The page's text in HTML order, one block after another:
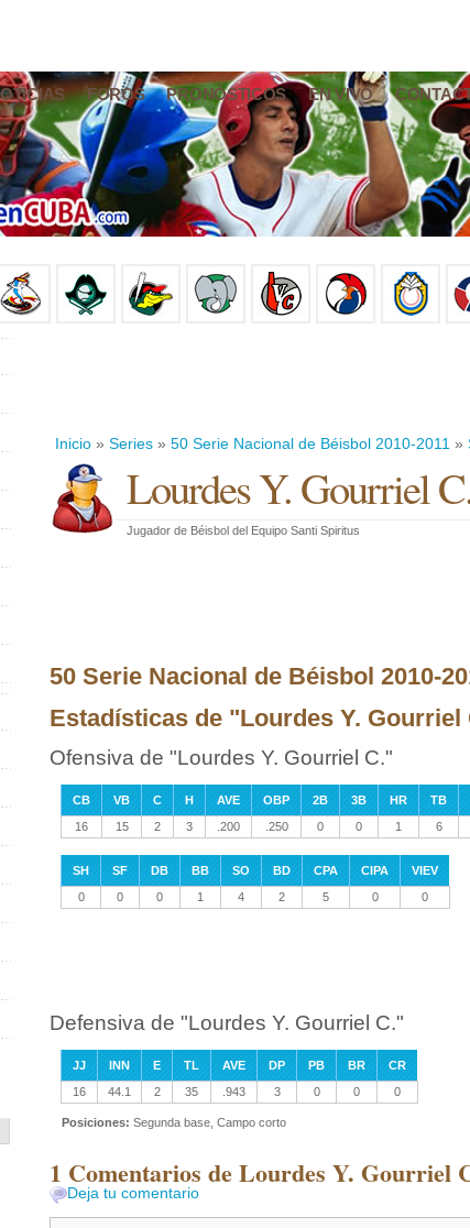
FOROS PRONÓSTICOS EN VIVO
Inicio » Series » 50 Serie Nacional de Béisbol 2010-2011 »
Lourdes Y. Gourriel
Jugador de Béisbol del Equipo Santi Spiritus
50 Serie Nacional de Béisbol 2010-
Estadísticas de "Lourdes Y.
Ofensiva de "Lourdes Y. Gourriel C."
CB VB C H AVE OBP 2B 3B HR TB
16
15 2 3 .200 .250 0 0 1 6
SH SF DB BB SO BD CPA CIPA
VIEV
0
0 0 1 4 2 5 0 0
Defensiva de "Lourdes Y. Gourriel C."
JJ INN E TL AVE DP PB BR
CR
16
44.1 2 35 .943 3 0 0 0
Posiciones: Segunda base, Campo corto
1 Comentarios de Lourdes Y. Gourriel
Deja tu comentario